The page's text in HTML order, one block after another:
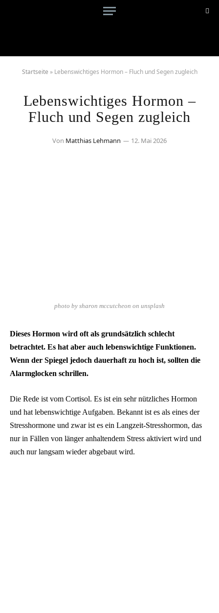
Startseite » Lebenswichtiges Hormon – Fluch und Segen zugleich
Lebenswichtiges Hormon –
Fluch und Segen zugleich
Von Matthias Lehmann 12. Mai 2026
photo by sharon mccutcheon on unsplash
Dieses Hormon wird oft als grundsätzlich schlecht
betrachtet. Es hat aber auch lebenswichtige Funktionen.
Wenn der Spiegel jedoch dauerhaft zu hoch ist, sollten die
Alarmglocken schrillen.
Die Rede ist vom Cortisol. Es ist ein sehr nützliches Hormon
und hat lebenswichtige Aufgaben. Bekannt ist es als eines der
Stresshormone und zwar ist es ein Langzeit-Stresshormon, das
nur in Fällen von länger anhaltendem Stress aktiviert wird und
auch nur langsam wieder abgebaut wird.